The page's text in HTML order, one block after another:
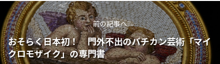
前の記事へ
おそらく日本初！ 門外不出のバチカン芸術「マイ
クロモザイク」の専門書